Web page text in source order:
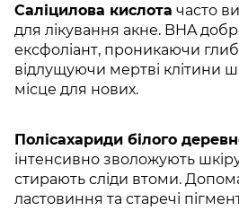
Саліцилова кислота часто
для лікування акне. BHA
ексфоліант, проникаючи
відлущуючи мертві клітини
місце для нових.
Полісахариди білого
інтенсивно зволожують
стирають сліди втоми.
ластовиння та старечі